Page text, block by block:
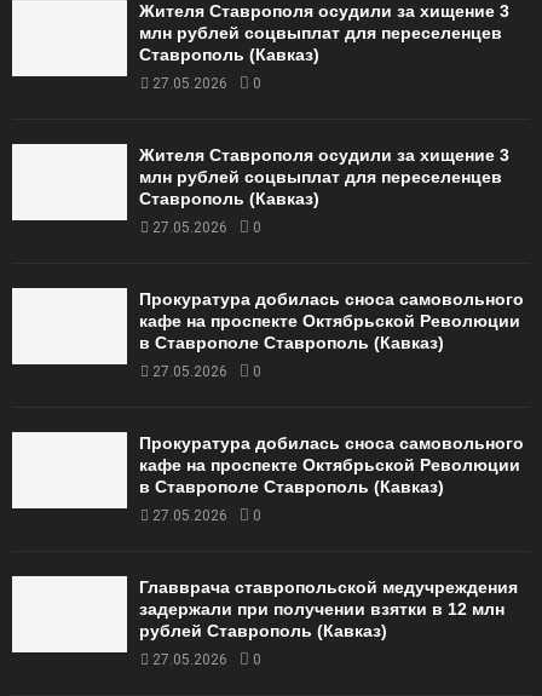
Жителя Ставрополя осудили за хищение 3
млн рублей соцвыплат для переселенцев
Ставрополь (Кавказ)
27.05.2026 0
Жителя Ставрополя осудили за хищение 3
млн рублей соцвыплат для переселенцев
Ставрополь (Кавказ)
27.05.2026 0
Прокуратура добилась сноса самовольного
кафе на проспекте Октябрьской Революции
в Ставрополе Ставрополь (Кавказ)
27.05.2026 0
Прокуратура добилась сноса самовольного
кафе на проспекте Октябрьской Революции
в Ставрополе Ставрополь (Кавказ)
27.05.2026 0
Главврача ставропольской медучреждения
задержали при получении взятки в 12 млн
рублей Ставрополь (Кавказ)
27.05.2026 0